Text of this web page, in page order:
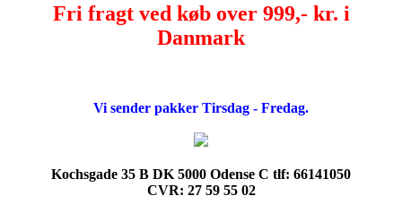
Fri fragt ved køb over 999,- kr. i
Danmark
Vi sender pakker Tirsdag - Fredag.
Kochsgade 35 B DK 5000 Odense C tlf: 66141050
CVR: 27 59 55 02